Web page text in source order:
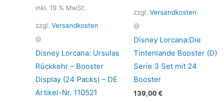
inkl. 19 % MwSt.
zzgl. Versandkosten
@
Disney Lorcana: Ursulas
Rückkehr – Booster
Display (24 Packs) – DE
Artikel-Nr. 110521
zzgl. Versandkosten
@
Disney Lorcana:Die
Tintenlande Booster (D)
Serie 3 Set mit 24
Booster
139,00€